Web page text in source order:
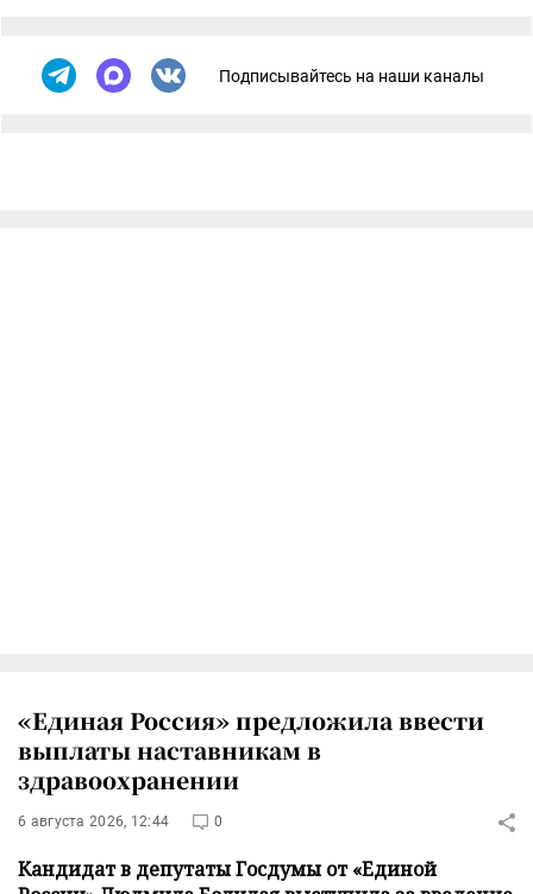
Подписывайтесь на наши каналы
«Единая Россия» предложила ввести
выплаты наставникам в
здравоохранении
6 августа 2026, 12:44 0
Кандидат в депутаты Госдумы от «Единой